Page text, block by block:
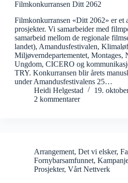
Filmkonkurransen Ditt 2062
Filmkonkurransen «Ditt 2062» er et
prosjekter. Vi samarbeider med
samarbeid mellom de regionale
landet), Amandusfestivalen,
Miljøverndepartementet, Montages,
Ungdom, CICERO og
TRY. Konkurransen blir årets
under Amandusfestivalens 25…
Heidi Helgestad
19.
2 kommentarer
Arrangement, Det vi elsker,
Fornybarsamfunnet,
Prosjekter, Vårt Nettverk